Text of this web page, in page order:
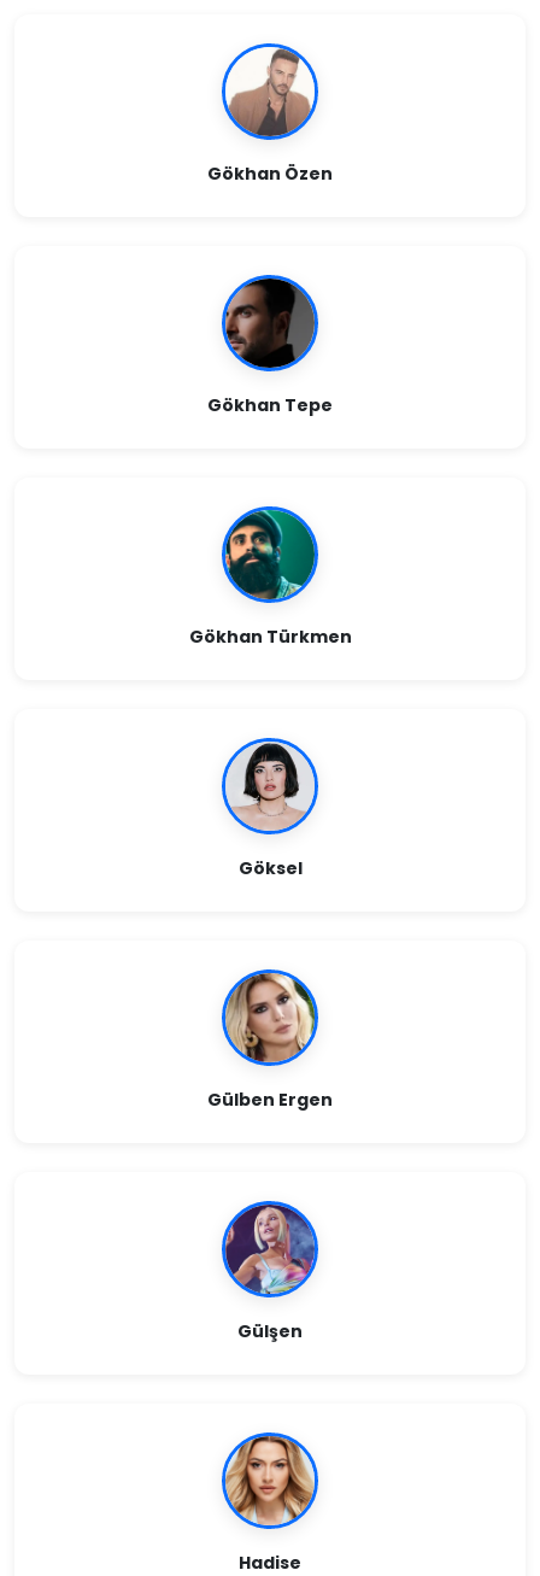
Gökhan Özen
Gökhan Tepe
Gökhan Türkmen
Göksel
Gülben Ergen
Gülşen
Hadise